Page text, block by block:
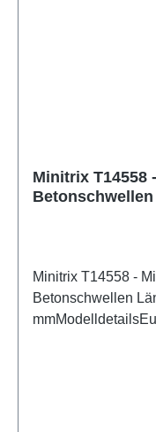
Minitrix T14558
Betonschwellen
Minitrix T14558 -
Betonschwellen